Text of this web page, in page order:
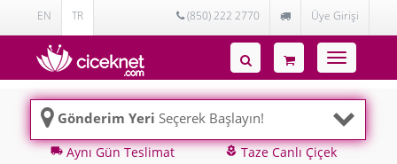
EN TR (850) 222 2770 Üye Girişi
Toggle
navigation
Gönderim Yeri Seçerek Başlayın!
local_shippingAynı Gün Teslimat local_floristTaze Canlı Çiçek